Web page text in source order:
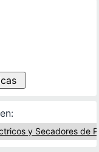
y Secadores de